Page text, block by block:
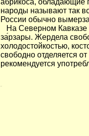
абрикоса,
народы называют так
России обычно
На Северном Кавказе
зарзары. Жердела
холодостойкостью,
свободно отделяется
рекомендуется